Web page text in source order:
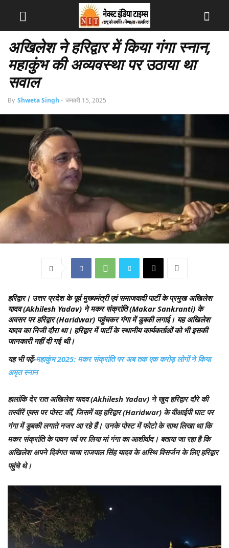
अखिलेश ने हरिद्वार में किया गंगा स्नान,
महाकुंभ की अव्यवस्था पर उठाया था
सवाल
By Shweta Singh - जनवरी 15, 2025
हरिद्वार। उत्तर प्रदेश के पूर्व मुख्यमंत्री एवं समाजवादी पार्टी के प्रमुख अखिलेश
यादव (Akhilesh Yadav) ने मकर संक्रांति (Makar Sankranti) के
अवसर पर हरिद्वार (Haridwar) पहुंचकर गंगा में डुबकी लगाई। यह अखिलेश
यादव का निजी दौरा था। हरिद्वार में पार्टी के स्थानीय कार्यकर्ताओं को भी इसकी
जानकारी नहीं दी गई थी।
यह भी पढ़ें-महाकुंभ 2025: मकर संक्रांति पर अब तक एक करोड़ लोगों ने किया
अमृत स्नान
हालांकि देर रात अखिलेश यादव (Akhilesh Yadav) ने खुद हरिद्वार दौरे की
तस्वीरें एक्स पर पोस्ट कीं, जिसमें वह हरिद्वार (Haridwar) के वीआईपी घाट पर
गंगा में डुबकी लगाते नजर आ रहे हैं। उनके पोस्ट में फोटो के साथ लिखा था कि
मकर संक्रांति के पावन पर्व पर लिया मां गंगा का आशीर्वाद। बताया जा रहा है कि
अखिलेश अपने दिवंगत चाचा राजपाल सिंह यादव के अस्थि विसर्जन के लिए हरिद्वार
पहुंचे थे।